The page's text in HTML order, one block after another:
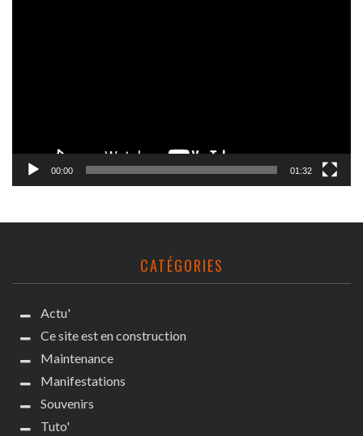
00:00 01:32
CATÉGORIES
Actu'
Ce site est en construction
Maintenance
Manifestations
Souvenirs
Tuto'